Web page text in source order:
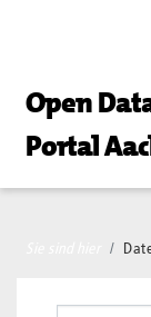
Open
Portal